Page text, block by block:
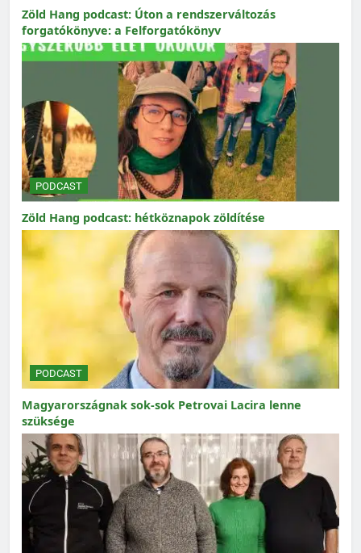
Zöld Hang podcast: Úton a rendszerváltozás
forgatókönyve: a Felforgatókönyv
PODCAST
Zöld Hang podcast: hétköznapok zöldítése
PODCAST
Magyarországnak sok-sok Petrovai Lacira lenne
szüksége